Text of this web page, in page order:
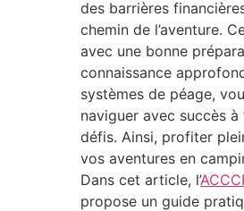
des barrières
chemin de l’aventure.
avec une bonne
connaissance
systèmes de péage,
naviguer avec succès
défis. Ainsi, profiter
vos aventures en
Dans cet article, l’
propose un guide